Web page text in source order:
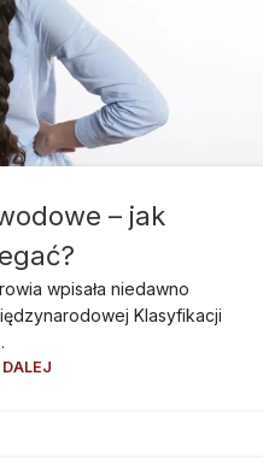
– jak
wpisała niedawno
Klasyfikacji